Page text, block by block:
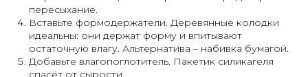
пересыхание.
Вставьте формодержатели. Деревянные колодки
идеальны: они держат форму и впитывают
остаточную влагу. Альтернатива – набивка бумагой.
Добавьте влагопоглотитель. Пакетик силикагеля
спасёт от сырости.